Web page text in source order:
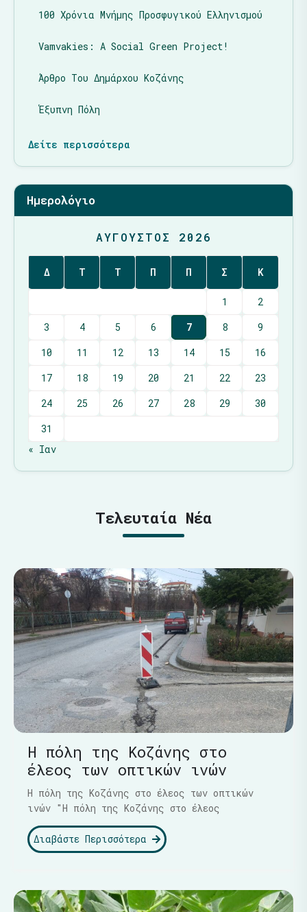
100 Χρόνια Μνήμης Προσφυγικού Ελληνισμού
Vamvakies: A Social Green Project!
Άρθρο Του Δημάρχου Κοζάνης
Έξυπνη Πόλη
Δείτε περισσότερα
Ημερολόγιο
ΑΎΓΟΥΣΤΟΣ 2026
Δ Τ Τ Π Π Σ Κ
1
2
3
4 5 6 7 8
9
10
11 12 13 14 15
16
17
18 19 20 21 22
23
24
25 26 27 28 29
30
31
« Ιαν
Τελευταία Νέα
Η πόλη της Κοζάνης στο
έλεος των οπτικών ινών
Η πόλη της Κοζάνης στο έλεος των οπτικών
ινών "Η πόλη της Κοζάνης στο έλεος
Διαβάστε Περισσότερα